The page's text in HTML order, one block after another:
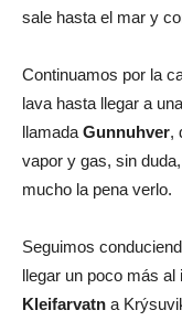
sale hasta el mar y
Continuamos por la
lava hasta llegar a
llamada Gunnuhver,
vapor y gas, sin
mucho la pena verlo.
Seguimos
llegar un poco más
Kleifarvatn a